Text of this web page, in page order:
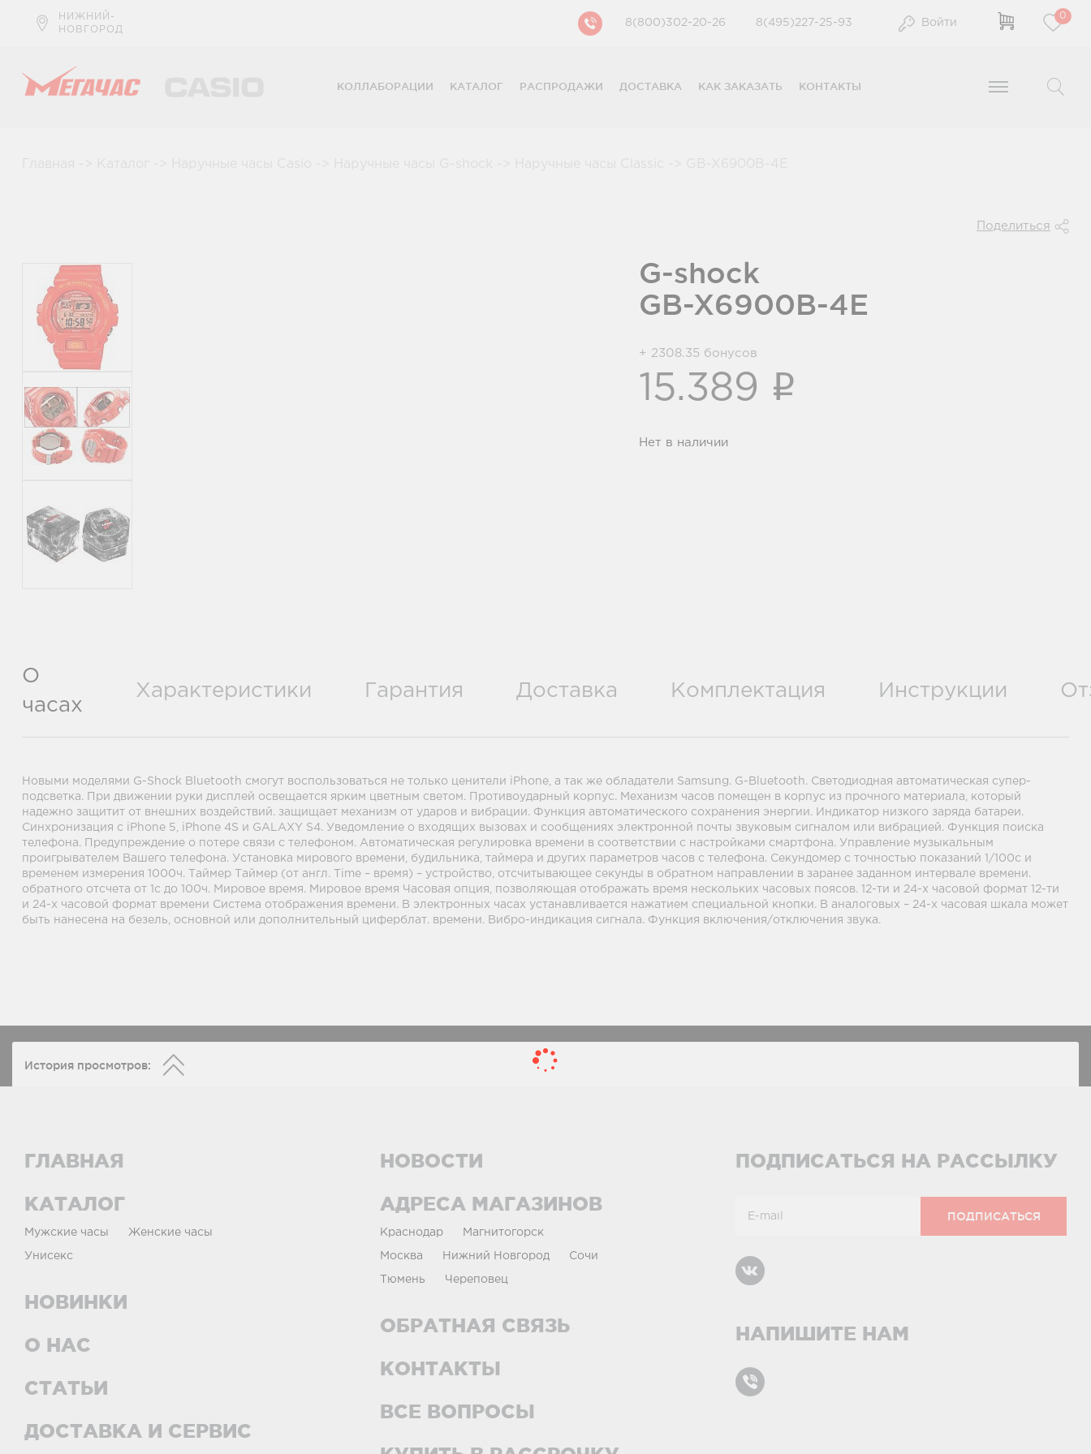
НИЖНИЙ-
НОВГОРОД
8(800)302-20-26 8(495)227-25-93 Войти
0
КОЛЛАБОРАЦИИ
КАТАЛОГ
РАСПРОДАЖИ ДОСТАВКА КАК ЗАКАЗАТЬ КОНТАКТЫ
Поделиться
G-shock
GB-X6900B-4E
+ 2308.35 бонусов
15.389 i
Нет в наличии
О
часах
Характеристики Гарантия Доставка Комплектация Инструкции
Новыми моделями G-Shock Bluetooth смогут воспользоваться не только ценители iPhone, а так же обладатели Samsung. G-Bluetooth. Светодиодная автоматическая супер-
подсветка. При движении руки дисплей освещается ярким цветным светом. Противоударный корпус. Механизм часов помещен в корпус из прочного материала, который
надежно защитит от внешних воздействий. защищает механизм от ударов и вибрации. Функция автоматического сохранения энергии. Индикатор низкого заряда батареи.
Синхронизация с iPhone 5, iPhone 4S и GALAXY S4. Уведомление о входящих вызовах и сообщениях электронной почты звуковым сигналом или вибрацией. Функция поиска
телефона. Предупреждение о потере связи с телефоном. Автоматическая регулировка времени в соответствии с настройками смартфона. Управление музыкальным
проигрывателем Вашего телефона. Установка мирового времени, будильника, таймера и других параметров часов с телефона. Секундомер с точностью показаний 1/100с и
временем измерения 1000ч. Таймер Таймер (от англ. Time – время) – устройство, отсчитывающее секунды в обратном направлении в заранее заданном интервале времени.
обратного отсчета от 1с до 100ч. Мировое время. Мировое время Часовая опция, позволяющая отображать время нескольких часовых поясов. 12-ти и 24-х часовой формат 12-ти
и 24-х часовой формат времени Система отображения времени. В электронных часах устанавливается нажатием специальной кнопки. В аналоговых – 24-х часовая шкала может
быть нанесена на безель, основной или дополнительный циферблат. времени. Вибро-индикация сигнала. Функция включения/отключения звука.
История просмотров:
ГЛАВНАЯ
КАТАЛОГ
Мужские часы Женские часы
Унисекс
НОВИНКИ
О НАС
СТАТЬИ
ДОСТАВКА И СЕРВИС
НОВОСТИ
АДРЕСА МАГАЗИНОВ
Краснодар Магнитогорск
Москва Нижний Новгород Сочи
Тюмень Череповец
ОБРАТНАЯ СВЯЗЬ
КОНТАКТЫ
ВСЕ ВОПРОСЫ
ПОДПИСАТЬСЯ НА РАССЫЛКУ
НАПИШИТЕ НАМ